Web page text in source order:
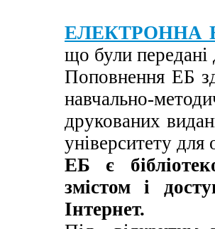
ЕЛЕКТРОННА
що були передані
Поповнення ЕБ
навчально-
друкованих
університету для
ЕБ є
змістом і
Інтернет.